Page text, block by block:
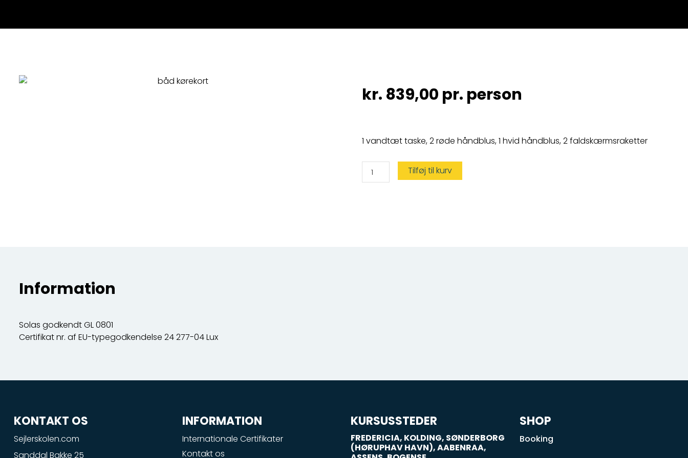
kr. 839,00 pr. person
1 vandtæt taske, 2 røde håndblus, 1 hvid håndblus, 2 faldskærmsraketter
Coastal
Nødblus
Sæt
antal
Tilføj til kurv
Information
Solas godkendt GL 0801
Certifikat nr. af EU-typegodkendelse 24 277-04 Lux
KONTAKT OS
Sejlerskolen.com
Sanddal Bakke 25
INFORMATION
Internationale Certifikater
Kontakt os
KURSUSSTEDER
FREDERICIA, KOLDING, SØNDERBORG
(HØRUPHAV HAVN), AABENRAA,
SHOP
Booking